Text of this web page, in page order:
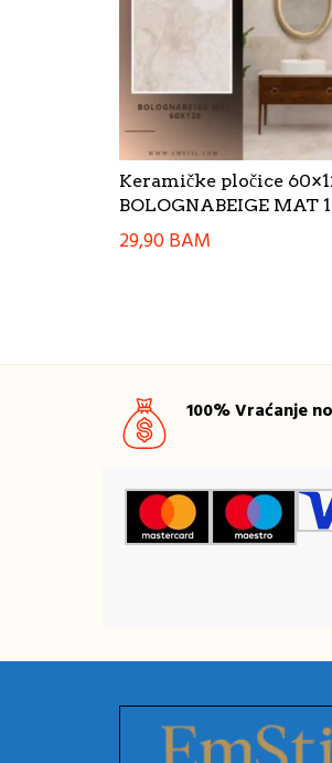
Keramičke pločice
BOLOGNABEIGE MAT
29,90BAM
100% Vraćanje